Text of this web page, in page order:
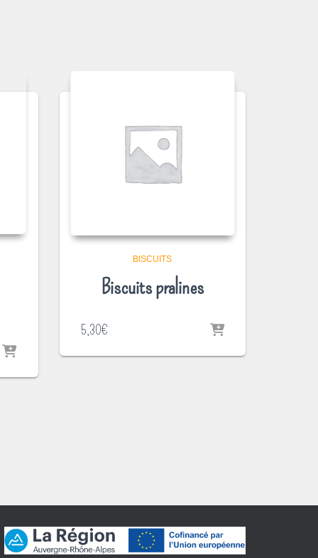
BISCUITS
Biscuits pralines
5,30€